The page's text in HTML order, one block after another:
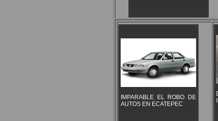
IMPARABLE EL ROBO DE
AUTOS EN ECATEPEC